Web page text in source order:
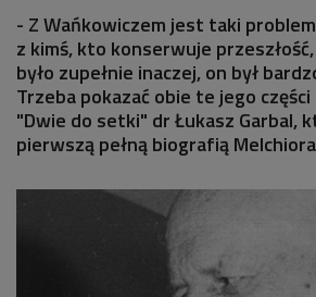
- Z Wańkowiczem jest taki
z kimś, kto konserwuje
było zupełnie inaczej, on był
Trzeba pokazać obie te jego
"Dwie do setki" dr Łukasz Garbal,
pierwszą pełną biografią